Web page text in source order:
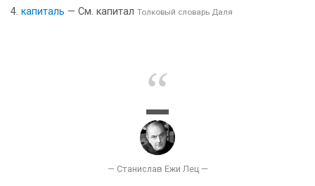
капиталь — См. капитал Толковый словарь Даля